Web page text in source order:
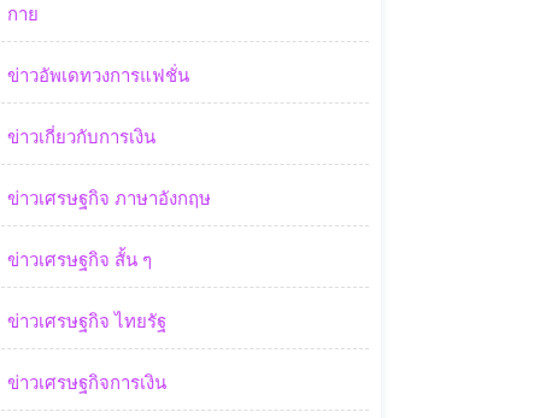
กาย
ข่าวอัพเดทวงการแฟชั่น
ข่าวเกี่ยวกับการเงิน
ข่าวเศรษฐกิจ ภาษาอังกฤษ
ข่าวเศรษฐกิจ สั้น ๆ
ข่าวเศรษฐกิจ ไทยรัฐ
ข่าวเศรษฐกิจการเงิน